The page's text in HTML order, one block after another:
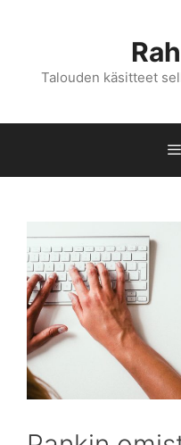
Talouden käsitteet